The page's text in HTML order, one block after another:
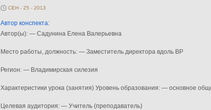
СЕН - 25 - 2013
Автор конспекта:
Автор(ы): — Садунина Елена Валерьевна
Место работы, должность: — Заместитель директора вдоль ВР
Регион: — Владимирская силезия
Характеристики урока (занятия) Уровень образования: — основное
Целевая аудитория: — Учитель (преподаватель)